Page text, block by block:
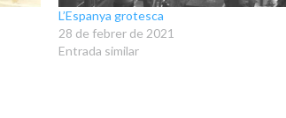
L’Espanya grotesca
28 de febrer de 2021
Entrada similar